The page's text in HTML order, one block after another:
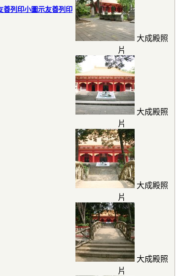
大成殿照
片
大成殿照
片
大成殿照
片
大成殿照
片
友善列印